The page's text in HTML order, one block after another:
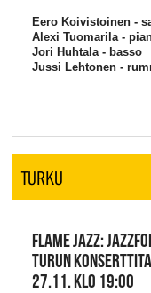
Eero Koivistoinen -
Alexi Tuomarila -
Jori Huhtala - basso
Jussi Lehtonen -
TURKU
FLAME JAZZ:
TURUN
27.11. KLO 19:00